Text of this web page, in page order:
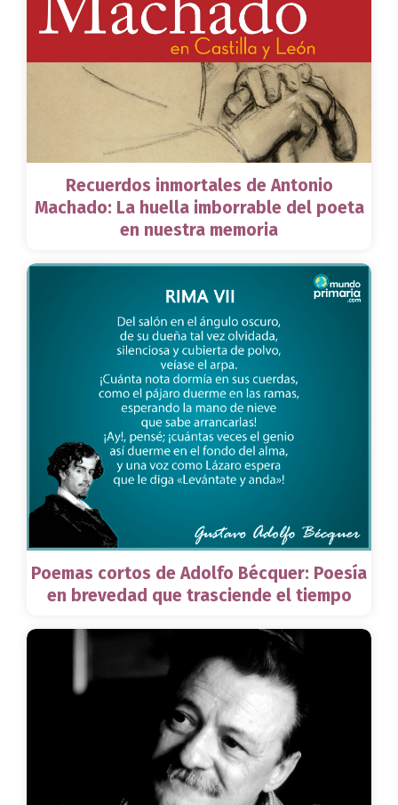
Recuerdos inmortales de Antonio
Machado: La huella imborrable del poeta
en nuestra memoria
Poemas cortos de Adolfo Bécquer: Poesía
en brevedad que trasciende el tiempo